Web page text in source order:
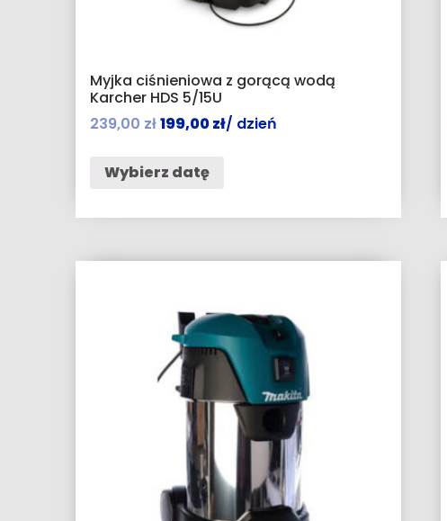
Myjka ciśnieniowa z gorącą wodą
Karcher HDS 5/15U
239,00 zł199,00zł/ dzień
Wybierz datę